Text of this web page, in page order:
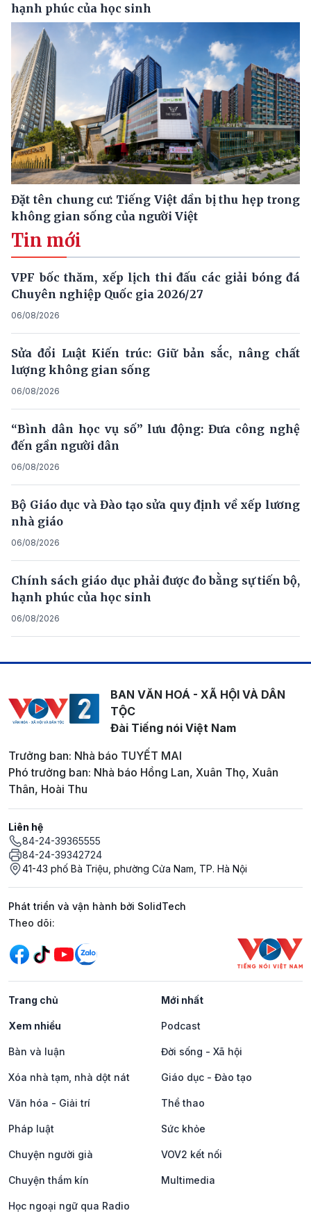
hạnh phúc của học sinh
Đặt tên chung cư: Tiếng Việt dần bị thu hẹp trong
không gian sống của người Việt
Tin mới
VPF bốc thăm, xếp lịch thi đấu các giải bóng đá
Chuyên nghiệp Quốc gia 2026/27
06/08/2026
Sửa đổi Luật Kiến trúc: Giữ bản sắc, nâng chất
lượng không gian sống
06/08/2026
“Bình dân học vụ số” lưu động: Đưa công nghệ
đến gần người dân
06/08/2026
Bộ Giáo dục và Đào tạo sửa quy định về xếp lương
nhà giáo
06/08/2026
Chính sách giáo dục phải được đo bằng sự tiến bộ,
hạnh phúc của học sinh
06/08/2026
BAN VĂN HOÁ - XÃ HỘI VÀ DÂN
TỘC
Đài Tiếng nói Việt Nam
Trưởng ban: Nhà báo TUYẾT MAI
Phó trưởng ban: Nhà báo Hồng Lan, Xuân Thọ, Xuân
Thân, Hoài Thu
Liên hệ
84-24-39365555
84-24-39342724
41-43 phố Bà Triệu, phường Cửa Nam, TP. Hà Nội
Phát triển và vận hành bởi SolidTech
Mạng xã hội
Theo dõi:
Trang chủ Mới nhất
Xem nhiều Podcast
Bàn và luận Đời sống - Xã hội
Xóa nhà tạm, nhà dột nát Giáo dục - Đào tạo
Văn hóa - Giải trí Thể thao
Pháp luật Sức khỏe
Chuyện người già VOV2 kết nối
Chuyện thầm kín Multimedia
Học ngoại ngữ qua Radio